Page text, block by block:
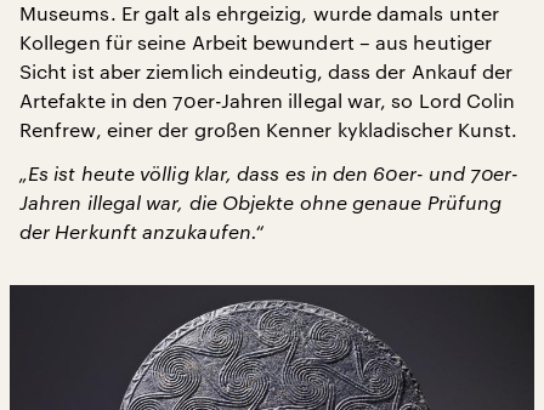
Museums. Er galt als ehrgeizig, wurde damals unter
Kollegen für seine Arbeit bewundert – aus heutiger
Sicht ist aber ziemlich eindeutig, dass der Ankauf der
Artefakte in den 70er-Jahren illegal war, so Lord Colin
Renfrew, einer der großen Kenner kykladischer Kunst.
„Es ist heute völlig klar, dass es in den 60er- und 70er-
Jahren illegal war, die Objekte ohne genaue Prüfung
der Herkunft anzukaufen.“